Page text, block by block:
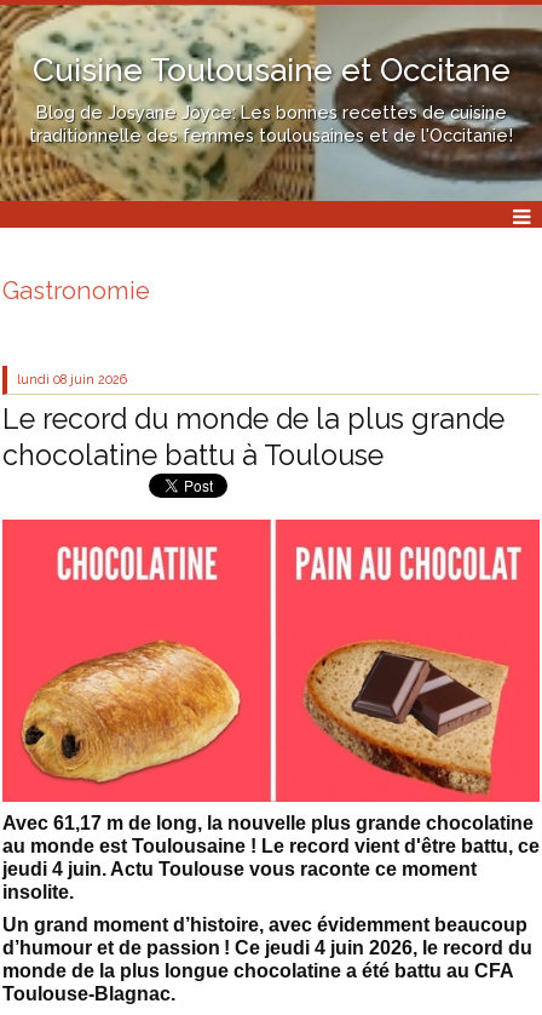
Cuisine Toulousaine et Occitane
Blog de Josyane Joyce: Les bonnes recettes de cuisine
traditionnelle des femmes toulousaines et de l'Occitanie!
Gastronomie
lundi 08 juin 2026
Le record du monde de la plus grande
chocolatine battu à Toulouse
Avec 61,17 m de long, la nouvelle plus grande chocolatine
au monde est Toulousaine ! Le record vient d'être battu, ce
jeudi 4 juin. Actu Toulouse vous raconte ce moment
insolite.
Un grand moment d’histoire, avec évidemment beaucoup
d’humour et de passion ! Ce jeudi 4 juin 2026, le record du
monde de la plus longue chocolatine a été battu au CFA
Toulouse-Blagnac.